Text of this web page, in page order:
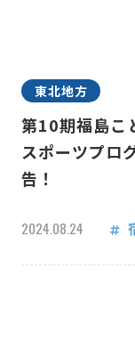
東北地方
第10期福島
スポーツプロ
告！
2024.08.24